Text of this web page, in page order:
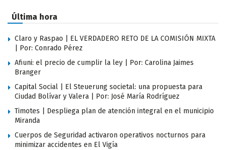
Última hora
Claro y Raspao | EL VERDADERO RETO DE LA COMISIÓN MIXTA
| Por: Conrado Pérez
Afiuni: el precio de cumplir la ley | Por: Carolina Jaimes
Branger
Capital Social | El Steuerung societal: una propuesta para
Ciudad Bolívar y Valera | Por: José María Rodríguez
Timotes | Despliega plan de atención integral en el municipio
Miranda
Cuerpos de Seguridad activaron operativos nocturnos para
minimizar accidentes en El Vigía